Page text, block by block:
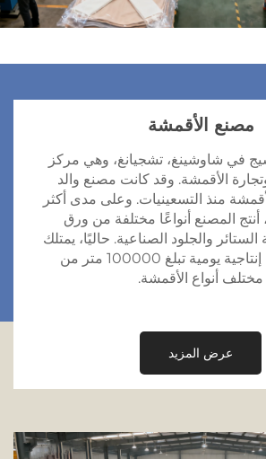
مصنع الأقمشة
في شاوشينغ، تشجيانغ، وهي مركز
الأقمشة. وقد كانت مصنع والد
منذ التسعينيات. وعلى مدى أكثر
أنتج المصنع أنواعًا مختلفة من ورق
والجلود الصناعية. حاليًا، يمتلك
المصنع طاقة إنتاجية يومية تبلغ 100000 متر من
مختلف أنواع الأقمشة.
عرض المزيد